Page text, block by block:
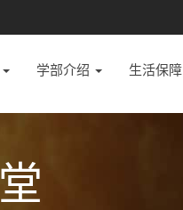
学部介绍 生活保障